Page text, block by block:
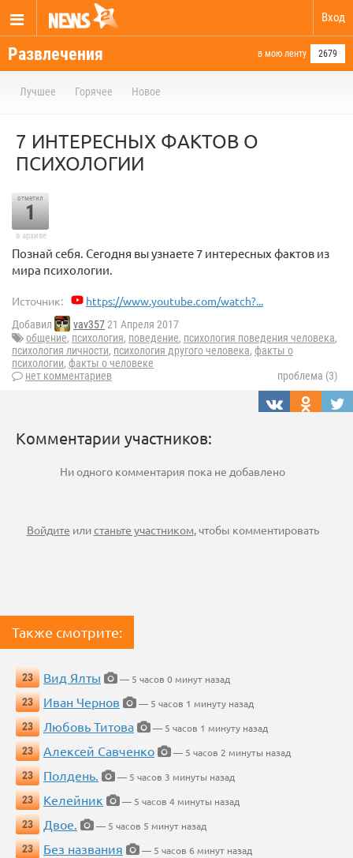
Вход
Развлечения в мою ленту 2679
Лучшее Горячее Новое
7 ИНТЕРЕСНЫХ ФАКТОВ О
ПСИХОЛОГИИ
отметил
1
в архиве
Познай себя. Сегодня вы узнаете 7 интересных фактов из
мира психологии.
Источник: https://www.youtube.com/watch?...
Добавил vav35721 Апреля 2017
общение, психология, поведение, психология поведения человека,
психология личности, психология другого человека, факты о
психологии, факты о человеке
нет комментариев
проблема (3)
Комментарии участников:
Ни одного комментария пока не добавлено
Войдите илистаньте участником, чтобы комментировать
Также смотрите:
23 Вид Ялты
— 5 часов 0 минут назад
23
Иван Чернов
— 5 часов 1 минуту назад
23
Любовь Титова
— 5 часов 1 минуту назад
23
Алексей Савченко
— 5 часов 2 минуты назад
23
Полдень.
— 5 часов 3 минуты назад
23
Келейник
— 5 часов 4 минуты назад
23
Двое.
— 5 часов 5 минут назад
23
Без названия
— 5 часов 6 минут назад